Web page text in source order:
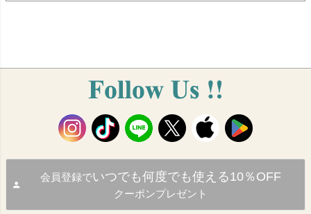
会員登録でいつでも何度でも使える10％OFF
クーポンプレゼント